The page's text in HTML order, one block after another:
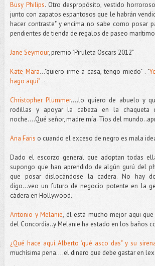
Busy Philips. Otro despropósito, vestido
junto con zapatos espantosos que le habrán
hacer contraste" y encima no sabe como posar
pendientes de tienda de regalos de paseo
Jane Seymour, premio "Piruleta Oscars 2012"
Kate Mara..."quiero irme a casa, tengo miedo" . "
hago aquí"
Christopher Plummer....lo quiero de abuelo y
rodillas y apoyar la cabeza en la chaqueta
noche....Qué señor, madre mía. Tíos del
Ana Faris o cuando el exceso de negro es mala
Dado el escorzo general que adoptan todas
supongo que han aprendido de algún gurú del
que posar dislocándose la cadera. No hay
digo...veo un futuro de negocio potente en la
cádera en Hollywood.
Antonio y Melanie, él está mucho mejor aqui
del Concordia..y Melanie ha estado en los baños
¿Qué hace aquí Alberto "qué asco das" y su
muchísima pena....el dinero que debe gastar en